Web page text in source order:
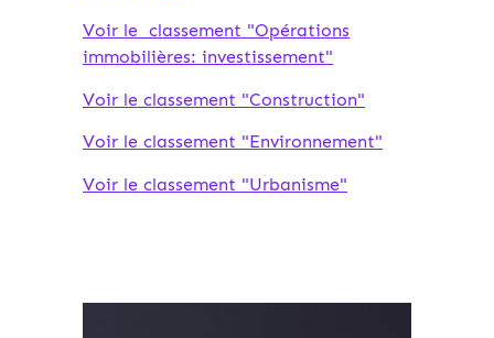
Voir le classement "Opérations
immobilières: investissement"
Voir le classement "Construction"
Voir le classement "Environnement"
Voir le classement "Urbanisme"